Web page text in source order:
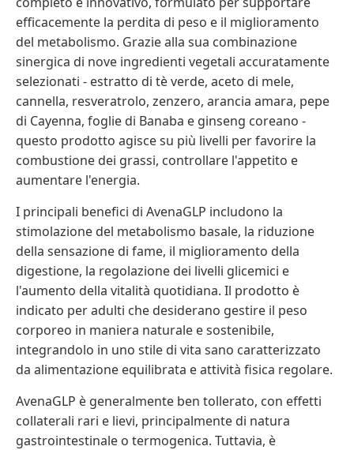
efficacemente la perdita di peso e il miglioramento
del metabolismo. Grazie alla sua combinazione
sinergica di nove ingredienti vegetali accuratamente
selezionati - estratto di tè verde, aceto di mele,
cannella, resveratrolo, zenzero, arancia amara, pepe
di Cayenna, foglie di Banaba e ginseng coreano -
questo prodotto agisce su più livelli per favorire la
combustione dei grassi, controllare l'appetito e
aumentare l'energia.
I principali benefici di AvenaGLP includono la
stimolazione del metabolismo basale, la riduzione
della sensazione di fame, il miglioramento della
digestione, la regolazione dei livelli glicemici e
l'aumento della vitalità quotidiana. Il prodotto è
indicato per adulti che desiderano gestire il peso
corporeo in maniera naturale e sostenibile,
integrandolo in uno stile di vita sano caratterizzato
da alimentazione equilibrata e attività fisica regolare.
AvenaGLP è generalmente ben tollerato, con effetti
collaterali rari e lievi, principalmente di natura
gastrointestinale o termogenica. Tuttavia, è